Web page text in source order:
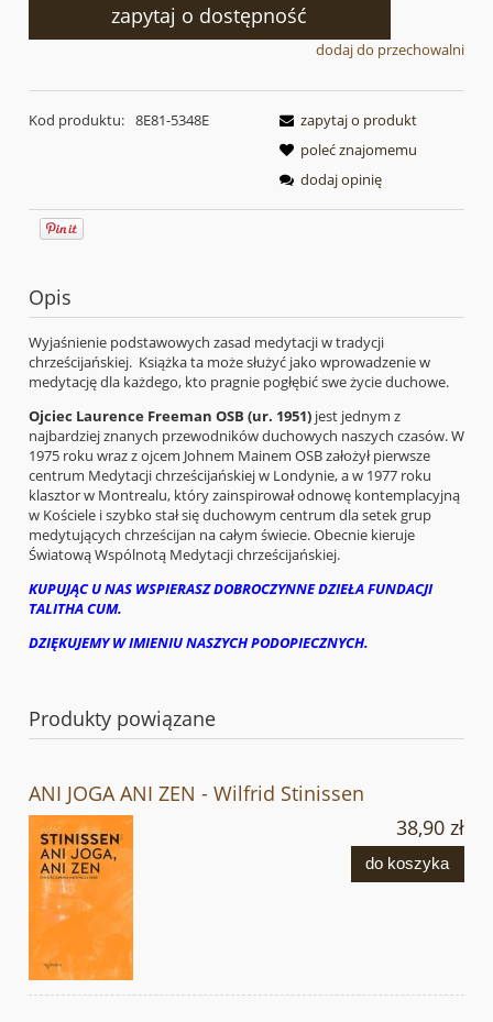
zapytaj o dostępność
dodaj do przechowalni
Kod produktu: 8E81-5348E
zapytaj o produkt
poleć znajomemu
dodaj opinię
Opis
Wyjaśnienie podstawowych zasad medytacji w tradycji
chrześcijańskiej. Książka ta może służyć jako wprowadzenie w
medytację dla każdego, kto pragnie pogłębić swe życie duchowe.
Ojciec Laurence Freeman OSB (ur. 1951) jest jednym z
najbardziej znanych przewodników duchowych naszych czasów. W
1975 roku wraz z ojcem Johnem Mainem OSB założył pierwsze
centrum Medytacji chrześcijańskiej w Londynie, a w 1977 roku
klasztor w Montrealu, który zainspirował odnowę kontemplacyjną
w Kościele i szybko stał się duchowym centrum dla setek grup
medytujących chrześcijan na całym świecie. Obecnie kieruje
Światową Wspólnotą Medytacji chrześcijańskiej.
KUPUJĄC U NAS WSPIERASZ DOBROCZYNNE DZIEŁA FUNDACJI
TALITHA CUM.
DZIĘKUJEMY W IMIENIU NASZYCH PODOPIECZNYCH.
Produkty powiązane
ANI JOGA ANI ZEN - Wilfrid Stinissen
38,90 zł
do koszyka